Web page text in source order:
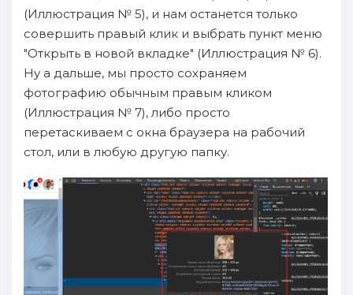
(Иллюстрация № 5), и нам останется только
совершить правый клик и выбрать пункт меню
"Открыть в новой вкладке" (Иллюстрация № 6).
Ну а дальше, мы просто сохраняем
фотографию обычным правым кликом
(Иллюстрация № 7), либо просто
перетаскиваем с окна браузера на рабочий
стол, или в любую другую папку.